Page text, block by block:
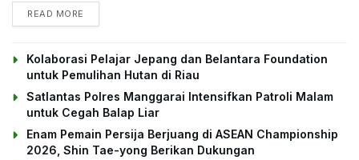
READ MORE
Kolaborasi Pelajar Jepang dan Belantara Foundation
untuk Pemulihan Hutan di Riau
Satlantas Polres Manggarai Intensifkan Patroli Malam
untuk Cegah Balap Liar
Enam Pemain Persija Berjuang di ASEAN Championship
2026, Shin Tae-yong Berikan Dukungan